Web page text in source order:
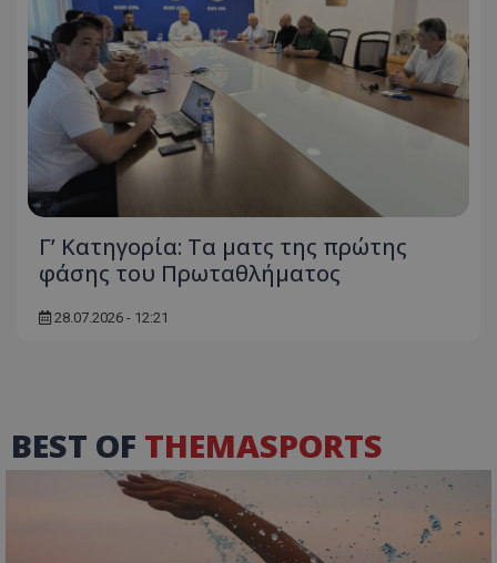
Γ’ Κατηγορία: Τα ματς της πρώτης
φάσης του Πρωταθλήματος
28.07.2026 - 12:21
BEST OF THEMASPORTS